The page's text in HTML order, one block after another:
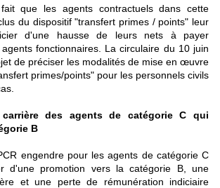
que les agents contractuels dans cette
du dispositif "transfert primes / points" leur
d'une hausse de leurs nets à payer
fonctionnaires. La circulaire du 10 juin
de préciser les modalités de mise en œuvre
primes/points" pour les personnels civils
des agents de catégorie C qui
B
engendre pour les agents de catégorie C
d'une promotion vers la catégorie B, une
et une perte de rémunération indiciaire